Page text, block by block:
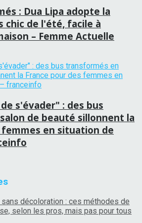
: Dua Lipa adopte la
chic de l'été, facile à
– Femme Actuelle
s'évader" : des bus
de beauté sillonnent la
femmes en situation de